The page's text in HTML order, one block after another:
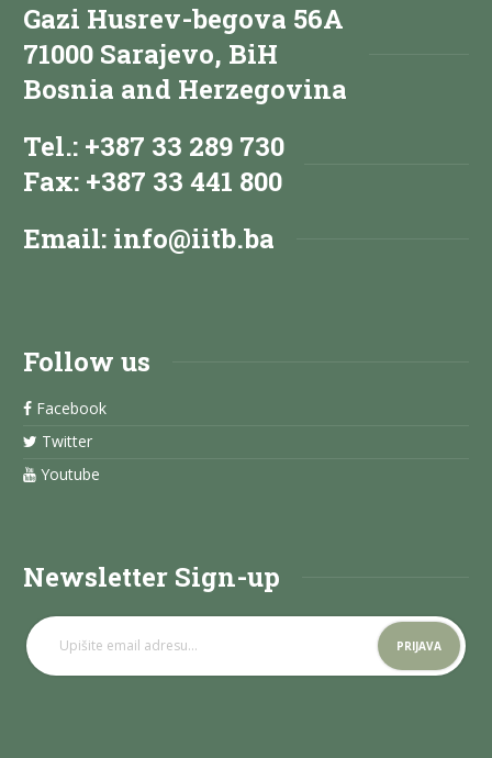
Gazi Husrev-begova 56A
71000 Sarajevo, BiH
Bosnia and Herzegovina
Tel.: +387 33 289 730
Fax: +387 33 441 800
Email: info@iitb.ba
Follow us
Facebook
Twitter
Youtube
Newsletter Sign-up